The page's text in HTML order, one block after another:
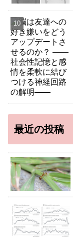
最近の投稿